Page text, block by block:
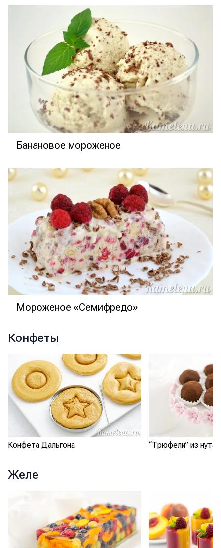
Банановое мороженое
Мороженое «Семифредо»
Конфеты
Конфета Дальгона “Трюфели” из нута
Желе